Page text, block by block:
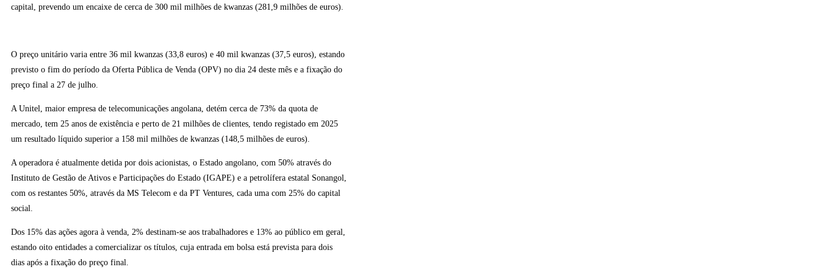
capital, prevendo um encaixe de cerca de 300 mil milhões de kwanzas (281,9 milhões de euros).
O preço unitário varia entre 36 mil kwanzas (33,8 euros) e 40 mil kwanzas (37,5 euros), estando
previsto o fim do período da Oferta Pública de Venda (OPV) no dia 24 deste mês e a fixação do
preço final a 27 de julho.
A Unitel, maior empresa de telecomunicações angolana, detém cerca de 73% da quota de
mercado, tem 25 anos de existência e perto de 21 milhões de clientes, tendo registado em 2025
um resultado líquido superior a 158 mil milhões de kwanzas (148,5 milhões de euros).
A operadora é atualmente detida por dois acionistas, o Estado angolano, com 50% através do
Instituto de Gestão de Ativos e Participações do Estado (IGAPE) e a petrolífera estatal Sonangol,
com os restantes 50%, através da MS Telecom e da PT Ventures, cada uma com 25% do capital
social.
Dos 15% das ações agora à venda, 2% destinam-se aos trabalhadores e 13% ao público em geral,
estando oito entidades a comercializar os títulos, cuja entrada em bolsa está prevista para dois
dias após a fixação do preço final.